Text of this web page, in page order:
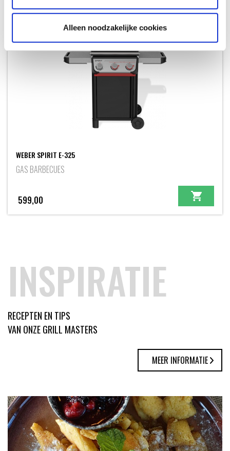
Alleen noodzakelijke cookies
WEBER SPIRIT E-325
GAS BARBECUES
599,00
INSPIRATIE
RECEPTEN EN TIPS
VAN ONZE GRILL MASTERS
MEER INFORMATIE